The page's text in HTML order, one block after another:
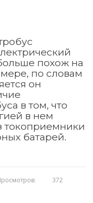
похож на
по словам
он
в том, что
в нем
токоприемники
батарей.
372